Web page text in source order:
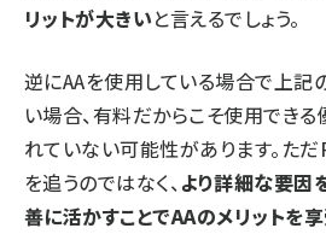
リットが大きいと言えるでしょう。
逆にAAを使用している場合で上記
い場合、有料だからこそ使用でき
れていない可能性があります。た
を追うのではなく、より詳細な要因
善に活かすことでAAのメリットを